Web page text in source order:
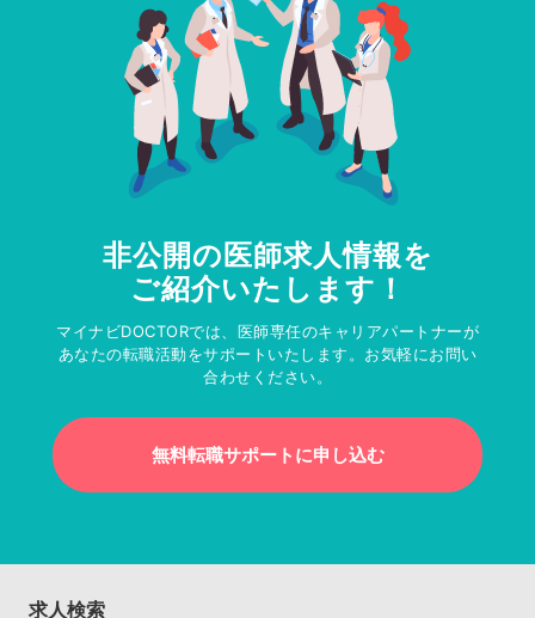
非公開の医師求人情報を
ご紹介いたします！
マイナビDOCTORでは、医師専任のキャリアパートナーが
あなたの転職活動をサポートいたします。お気軽にお問い
合わせください。
無料転職サポートに申し込む
求人検索